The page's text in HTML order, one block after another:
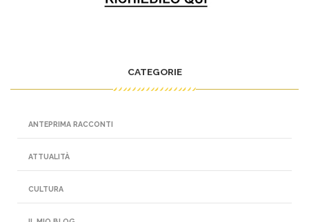
CATEGORIE
ANTEPRIMA RACCONTI
ATTUALITÀ
CULTURA